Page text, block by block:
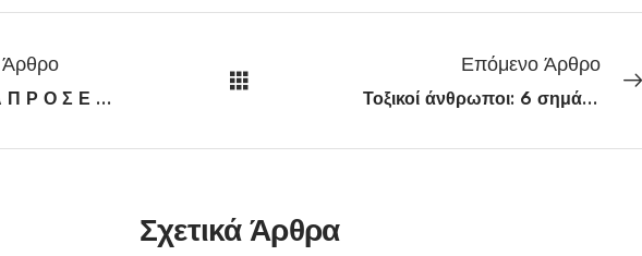
Α Ν Τ Ι Ο , Ν Α Π Ρ Ο Σ Ε Χ Ε Ι Σ !
Επόμενο Άρθρο
Τοξικοί άνθρωποι: 6 σημάδια για να τους αναγνωρίσεις εύκολα
Σχετικά Άρθρα